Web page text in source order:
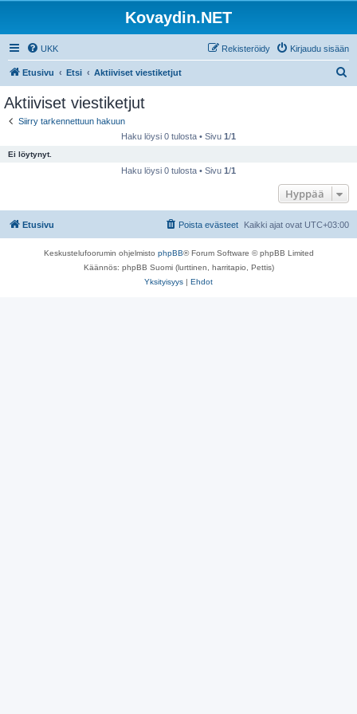
Kovaydin.NET
UKK Kirjaudu sisään
Rekisteröidy
Etusivu Etsi Aktiiviset viestiketjut
Aktiiviset viestiketjut
Siirry tarkennettuun hakuun
Haku löysi 0 tulosta • Sivu 1/1
Ei löytynyt.
Haku löysi 0 tulosta • Sivu 1/1
Hyppää
Etusivu Kaikki ajat ovat UTC+03:00
Poista evästeet
Keskustelufoorumin ohjelmisto phpBB® Forum Software © phpBB Limited
Käännös: phpBB Suomi (lurttinen, harritapio, Pettis)
Yksityisyys | Ehdot